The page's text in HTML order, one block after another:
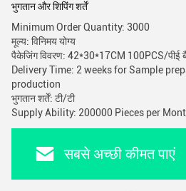
भुगतान और शिपिंग शर्तें
Minimum Order Quantity: 3000
मूल्य: विनिमय योग्य
पैकेजिंग विवरण: 42*30*17CM 100PCS/पीई
Delivery Time: 2 weeks for Sample
production
भुगतान शर्तें: टी/टी
Supply Ability: 200000 Pieces per
सबसे अच्छी कीमत पाएं